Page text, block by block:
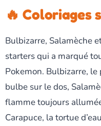
🔥 Coloriages
Bulbizarre, Salamèche
starters qui a marqué
Pokemon. Bulbizarre,
bulbe sur le dos,
flamme toujours
Carapuce, la tortue